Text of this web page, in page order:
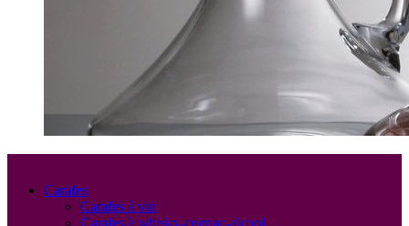
Carafes
Carafes à vin
Carafes à whisky-cognac-alcool